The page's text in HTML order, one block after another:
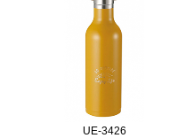
UE-3426